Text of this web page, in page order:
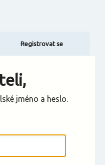
Registrovat se
jméno a heslo.